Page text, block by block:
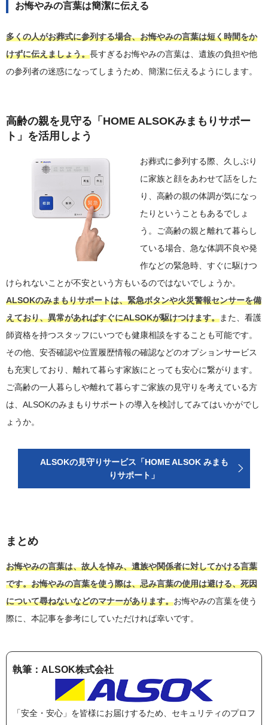
お悔やみの言葉は簡潔に伝える
多くの人がお葬式に参列する場合、お悔やみの言葉は短く時間をか
けずに伝えましょう。長すぎるお悔やみの言葉は、遺族の負担や他
の参列者の迷惑になってしまうため、簡潔に伝えるようにします。
高齢の親を見守る「HOME ALSOKみまもりサポー
ト」を活用しよう
お葬式に参列する際、久しぶり
に家族と顔をあわせて話をした
り、高齢の親の体調が気になっ
たりということもあるでしょ
う。ご高齢の親と離れて暮らし
ている場合、急な体調不良や発
作などの緊急時、すぐに駆けつ
けられないことが不安という方もいるのではないでしょうか。
ALSOKのみまもりサポートは、緊急ボタンや火災警報センサーを備
えており、異常があればすぐにALSOKが駆けつけます。また、看護
師資格を持つスタッフにいつでも健康相談をすることも可能です。
その他、安否確認や位置履歴情報の確認などのオプションサービス
も充実しており、離れて暮らす家族にとっても安心に繋がります。
ご高齢の一人暮らしや離れて暮らすご家族の見守りを考えている方
は、ALSOKのみまもりサポートの導入を検討してみてはいかがでし
ょうか。
ALSOKの見守りサービス「HOME ALSOK みまも
りサポート」
まとめ
お悔やみの言葉は、故人を悼み、遺族や関係者に対してかける言葉
です。お悔やみの言葉を使う際は、忌み言葉の使用は避ける、死因
について尋ねないなどのマナーがあります。お悔やみの言葉を使う
際に、本記事を参考にしていただければ幸いです。
執筆：ALSOK株式会社
「安全・安心」を皆様にお届けするため、セキュリティのプロフ